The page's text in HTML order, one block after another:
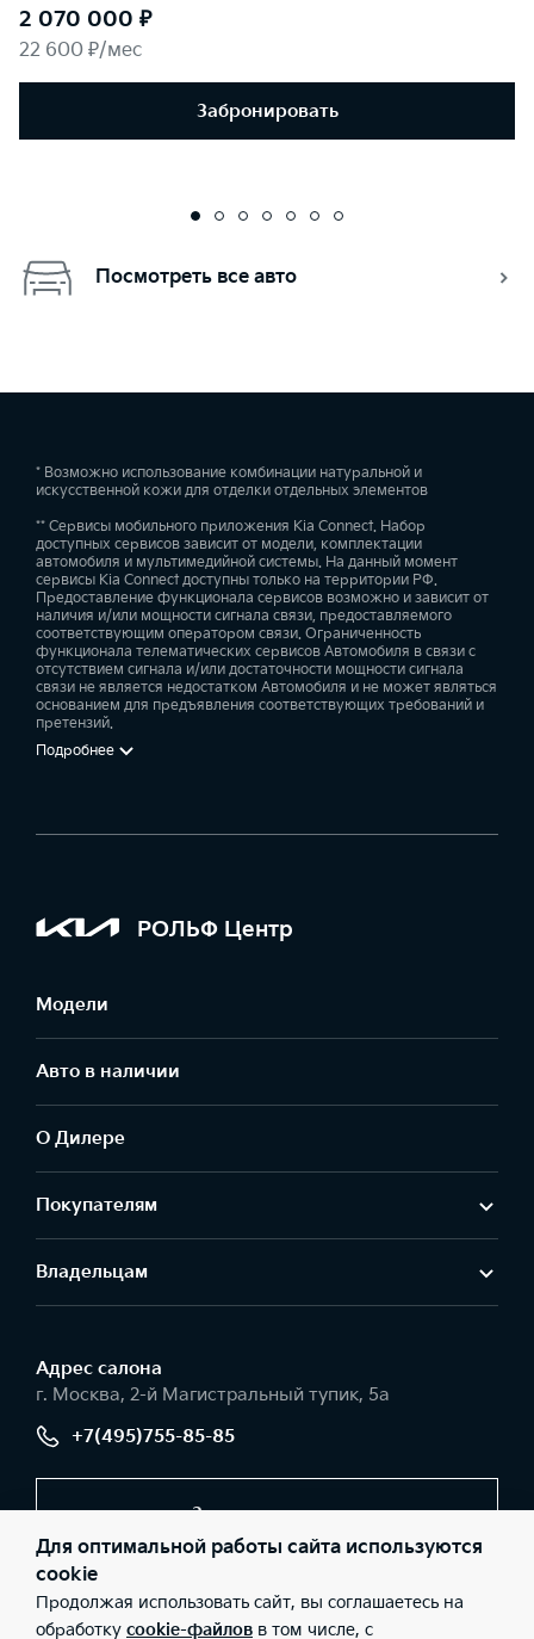
2 070 000 ₽
22 600 ₽/мес
Забронировать
Посмотреть все авто
* Возможно использование комбинации натуральной и
искусственной кожи для отделки отдельных элементов
** Сервисы мобильного приложения Kia Connect. Набор
доступных сервисов зависит от модели, комплектации
автомобиля и мультимедийной системы. На данный момент
сервисы Kia Connect доступны только на территории РФ.
Предоставление функционала сервисов возможно и зависит от
наличия и/или мощности сигнала связи, предоставляемого
соответствующим оператором связи. Ограниченность
функционала телематических сервисов Автомобиля в связи с
отсутствием сигнала и/или достаточности мощности сигнала
связи не является недостатком Автомобиля и не может являться
основанием для предъявления соответствующих требований и
претензий.
Подробнее
РОЛЬФ Центр
Модели
Авто в наличии
О Дилере
Покупателям
Владельцам
Адрес салонa
г. Москва, 2-й Магистральный тупик, 5а
+7(495)755-85-85
Заказать звонок
© 2026 Юридические лица АО «РОЛЬФ», Филиал «Центр»
(Фактический адрес: г. Москва, 2-й Магистральный тупик, 5а;
Для оптимальной работы сайта используются
cookie
Продолжая использовать сайт, вы соглашаетесь на
обработку cookie-файлов в том числе, с